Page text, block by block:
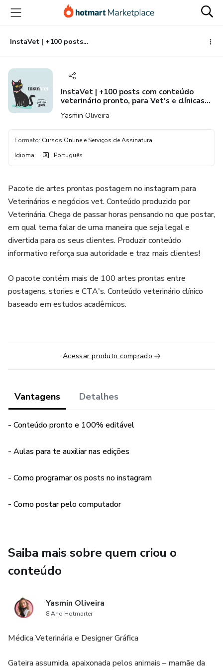
para
conteúdo
principal
para
pagamento
para
rodapé
InstaVet | +100 posts com conteúdo veterinário pronto, para Vet's e clínicas vet.
InstaVet | +100 posts com conteúdo
veterinário pronto, para Vet's e clínicas
Yasmin Oliveira
Formato: Cursos Online e Serviços de Assinatura
Idioma: Português
Pacote de artes prontas postagem no instagram para
Veterinários e negócios vet. Conteúdo produzido por
Veterinária. Chega de passar horas pensando no que postar,
em qual tema falar de uma maneira que seja legal e
divertida para os seus clientes. Produzir conteúdo
informativo reforça sua autoridade e traz mais clientes!
O pacote contém mais de 100 artes prontas entre
postagens, stories e CTA's. Conteúdo veterinário clínico
baseado em estudos acadêmicos.
Acessar produto comprado
Vantagens Detalhes
- Conteúdo pronto e 100% editável
- Aulas para te auxiliar nas edições
- Como programar os posts no instagram
- Como postar pelo computador
Saiba mais sobre quem criou o
conteúdo
Yasmin Oliveira
8 Ano Hotmarter
Médica Veterinária e Designer Gráfica
Gateira assumida, apaixonada pelos animais – mamãe da